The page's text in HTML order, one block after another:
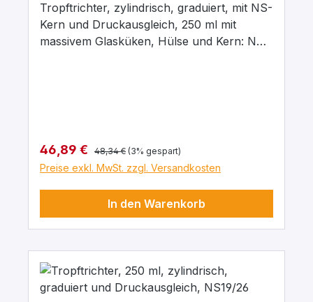
Tropftrichter, zylindrisch, graduiert, mit NS-
Kern und Druckausgleich, 250 ml mit
massivem Glasküken, Hülse und Kern: NS
Verkaufspreis:
46,89 € Regulärer Preis:
48,34 € (3% gespart)
Preise exkl. MwSt. zzgl. Versandkosten
In den Warenkorb